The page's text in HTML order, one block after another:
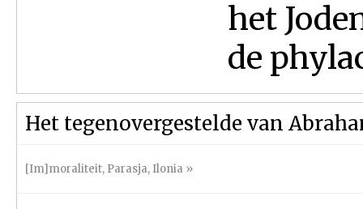
het
de
Het tegenovergestelde van
[Im]moraliteit, Parasja, Ilonia »